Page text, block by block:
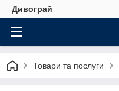
Дивограй
Товари та послуги